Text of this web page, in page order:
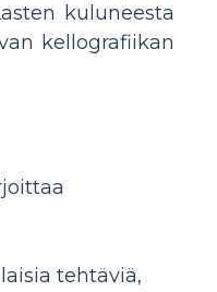
kuluneesta
kellografiikan
​​tehtäviä,